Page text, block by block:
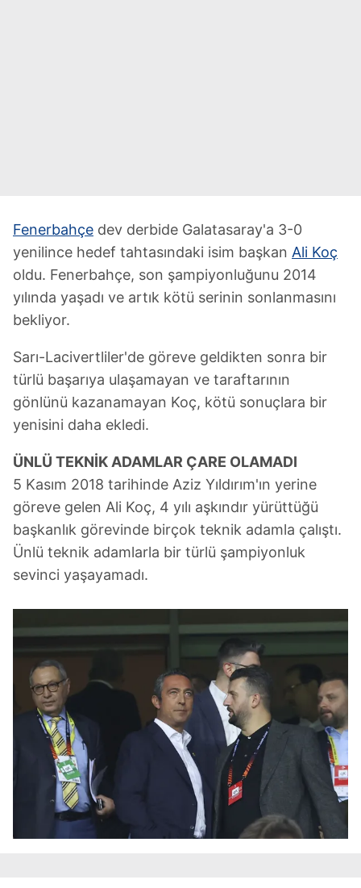
Fenerbahçe dev derbide Galatasaray'a 3-0
yenilince hedef tahtasındaki isim başkan Ali Koç
oldu. Fenerbahçe, son şampiyonluğunu 2014
yılında yaşadı ve artık kötü serinin sonlanmasını
bekliyor.
Sarı-Lacivertliler'de göreve geldikten sonra bir
türlü başarıya ulaşamayan ve taraftarının
gönlünü kazanamayan Koç, kötü sonuçlara bir
yenisini daha ekledi.
ÜNLÜ TEKNİK ADAMLAR ÇARE OLAMADI
5 Kasım 2018 tarihinde Aziz Yıldırım'ın yerine
göreve gelen Ali Koç, 4 yılı aşkındır yürüttüğü
başkanlık görevinde birçok teknik adamla çalıştı.
Ünlü teknik adamlarla bir türlü şampiyonluk
sevinci yaşayamadı.